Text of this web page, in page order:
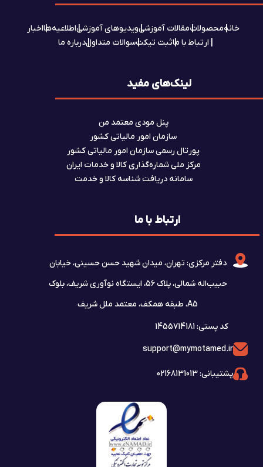
ارتباط با ما
دفتر مرکزی: تهران، میدان شهید حسن حسینی، خیابان
حبیب‌اله شمالی، پلاک ۵۶، ایستگاه نوآوری شریف، بلوک
A5، طبقه همکف، معتمد ملل شریف
کد پستی: 1455714181
support@mymotamed.ir
پشتیبانی: 02168131013
لینک‌های مفید
پنل مودی معتمد من
سازمان امور مالیاتی کشور
پورتال رسمی سازمان امور مالیاتی کشور
مرکز ملی شماره‌گذاری کالا و خدمات ایران
سامانه دریافت شناسه کالا و خدمت
خانهمحصولاتمقالات آموزشیویدیوهای آموزشیاطلاعیه‌هااخبار
ارتباط با ماثبت تیکتسوالات متداولدرباره ما